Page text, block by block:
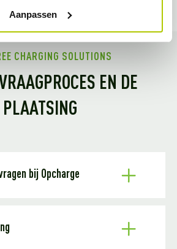
Aanpassen
CHARGING SOLUTIONS
EN DE
PLAATSING
bij Opcharge